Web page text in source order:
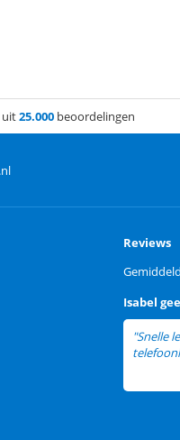
uit25.000 beoordelingen
Reviews
Isabel
"Snelle